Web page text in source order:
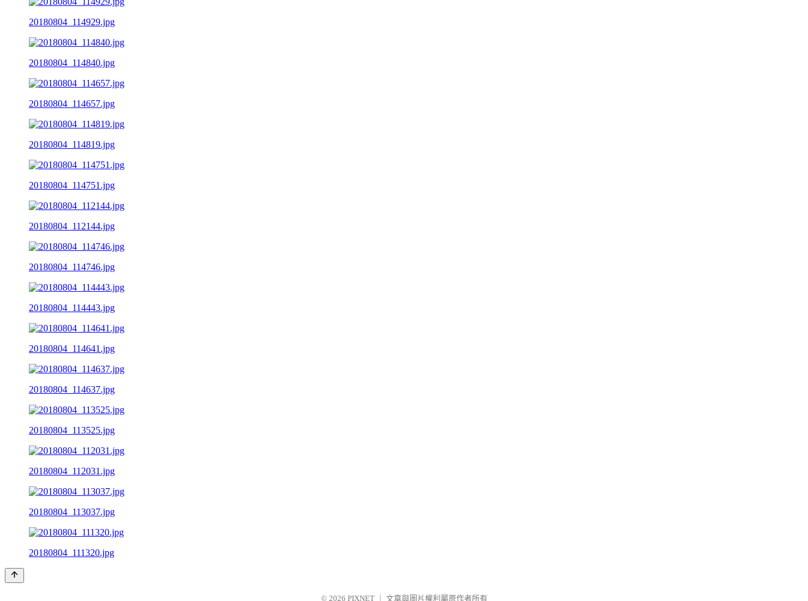
20180804_114929.jpg
20180804_114840.jpg
20180804_114657.jpg
20180804_114819.jpg
20180804_114751.jpg
20180804_112144.jpg
20180804_114746.jpg
20180804_114443.jpg
20180804_114641.jpg
20180804_114637.jpg
20180804_113525.jpg
20180804_112031.jpg
20180804_113037.jpg
20180804_111320.jpg
© 2026 PIXNET 文章與圖片權利屬原作者所有